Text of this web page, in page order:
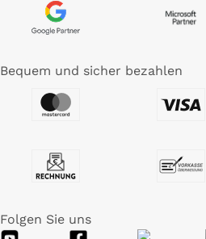
Bequem und sicher bezahlen
Folgen Sie uns